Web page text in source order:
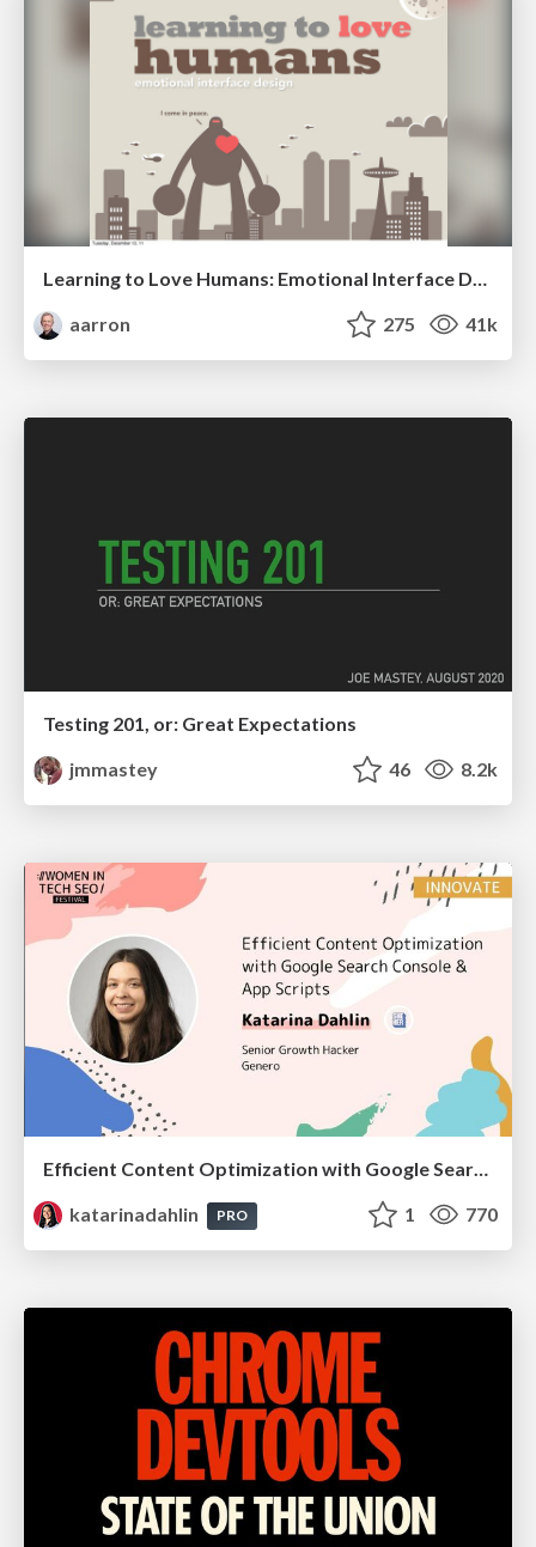
aarron
275 41k
Testing 201, or: Great Expectations
jmmastey
46 8.2k
Efficient Content Optimization with Google Search Console & Apps Script
katarinadahlin
PRO 1 770